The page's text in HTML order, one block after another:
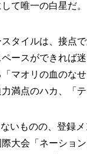
て唯一の白星だ。
タイルは、接点
ースができれば
マオリの血のな
満点のハカ、「テ
いものの、登録
大会「ネーショ